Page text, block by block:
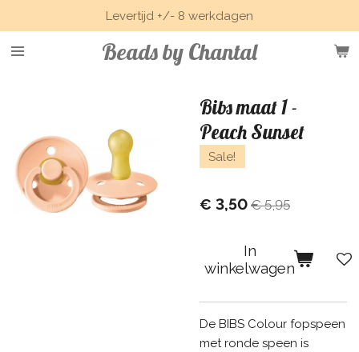
direct
naar
Beads by Chantal
Levertijd +/- 8 werkdagen
Bibs maat 1 -
Peach Sunset
Sale!
€ 3,50 € 5,95
In
winkelwagen
De BIBS Colour fopspeen
met ronde speen is